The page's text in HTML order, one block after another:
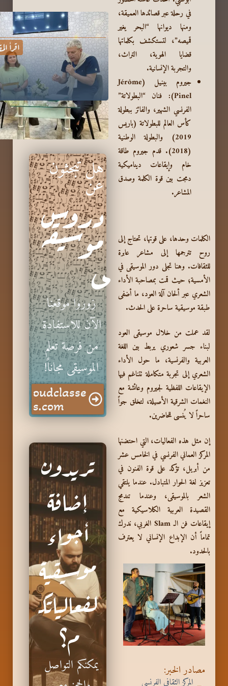
في رحلة عبر قصائدها العميقة،
ومنها ديوانها “البحر يغير
قميصه”، لتستكشف بكلماتها
قضايا الهوية، التراث،
والتجربة الإنسانية.
جيروم بينيل (Jérôme
Pinel):
فنان “البطولاتة”
الفرنسي الشهير، والفائز ببطولة
كأس العالم للبطولاتة (باريس
2019) والبطولة الوطنية
(2018). قدم جيروم طاقة
خام وإيقاعات ديناميكية
دمجت بين قوة الكلمة وصدق
المشاعر.
الكلمات وحدها، على قوتها، تحتاج إلى
روح تترجمها إلى مشاعر عابرة
للثقافات. وهنا تجلى دور الموسيقى في
الأمسية؛ حيث قمت بمصاحبة الأداء
الشعري عبر ألحان آلةالعود، ما أضفى
طبقة موسيقية ساحرة على الحدث.
لقد عملت من خلال موسيقى العود
لبناء جسر شعوري يربط بين اللغة
العربية والفرنسية، ما حول الأداء
الشعري إلى تجربة متكاملة تتناغم فيها
الإيقاعات اللفظية لجيروم وعائشة مع
النغمات الشرقية الأصيلة، لتخلق جواً
ساحراً لا يُنسى للحاضرين.
إن مثل هذه الفعاليات، التي احتضنها
المركز العماني الفرنسي في الخامس عشر
من أبريل، تؤكد على قوة الفنون في
تعزيز لغة الحوار المتبادل. عندما يلتقي
الشعر بالموسيقى، وعندما تندمج
القصيدة العربية الكلاسيكية مع
إيقاعات فن الـ Slam الغربي، ندرك
تماماً أن الإبداع الإنساني لا يعترف
بالحدود.
مصادر الخبر:
المركز الثقافي الفرنسي
هل تبحثون
عن
دروس
موسيق
ى
زوروا موقعنا
الآن للاستفادة
من فرصة تعلم
الموسيقى مجاناً!
oudclasse
s.com
تريدون
إضافة
أجواء
موسيقية
لفعالياتك
م؟
يمكنكم التواصل
اقرأ